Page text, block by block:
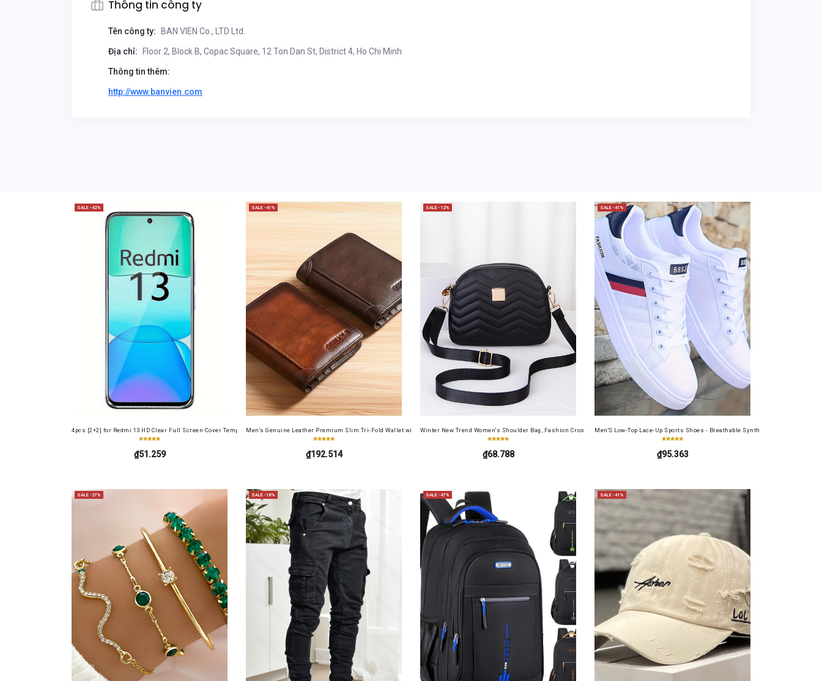
Thông tin công ty
Tên công ty: BAN VIEN Co., LTD Ltd.
Địa chỉ: Floor 2, Block B, Copac Square, 12 Ton Dan St, District 4, Ho Chi Minh
Thông tin thêm:
http://www.banvien.com
SALE -42%
4pcs [2+2] for Redmi 13 HD Clear Full Screen Cover Tempered Glass Screen Protector Film+ Camera Lens Soft Film 4in1 for Redmi 13 4G
₫51.259
SALE -41%
Men's Genuine Leather Premium Slim Tri-Fold Wallet with Driver's License Card Holder, Top-Grain Cowhide, Large Capacity, RFID Blocking Credit Card Holder, Portable Cash Wallet for Work,
₫192.514
SALE -12%
Winter New Trend Women's Shoulder Bag, Fashion Crossbody Bag for Daily Use, Fits Phone and Cosmetics, Square Bag
₫68.788
SALE -41%
Men'S Low-Top Lace-Up Sports Shoes - Breathable Synthetic Material,
₫95.363
SALE -27% SALE -18% SALE -47% SALE -41%